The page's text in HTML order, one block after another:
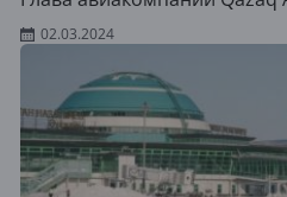
02.03.2024